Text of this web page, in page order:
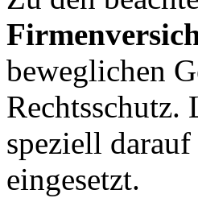
beweglichen
Rechtsschutz.
speziell
eingesetzt.